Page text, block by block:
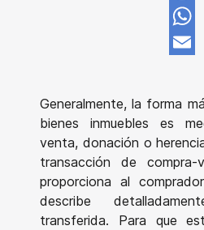
Generalmente, la forma
bienes inmuebles es
venta, donación o
transacción de
proporciona al
describe
transferida. Para que